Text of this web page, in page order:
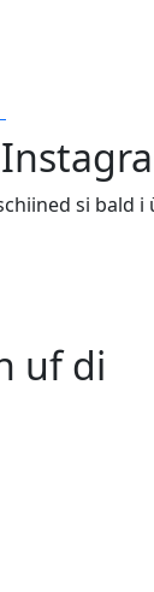
si bald i
uf di